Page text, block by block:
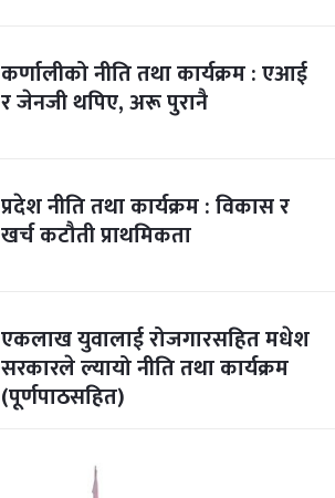
कर्णालीको नीति तथा कार्यक्रम : एआई
र जेनजी थपिए, अरू पुरानै
प्रदेश नीति तथा कार्यक्रम : विकास र
खर्च कटौती प्राथमिकता
एकलाख युवालाई रोजगारसहित मधेश
सरकारले ल्यायो नीति तथा कार्यक्रम
(पूर्णपाठसहित)